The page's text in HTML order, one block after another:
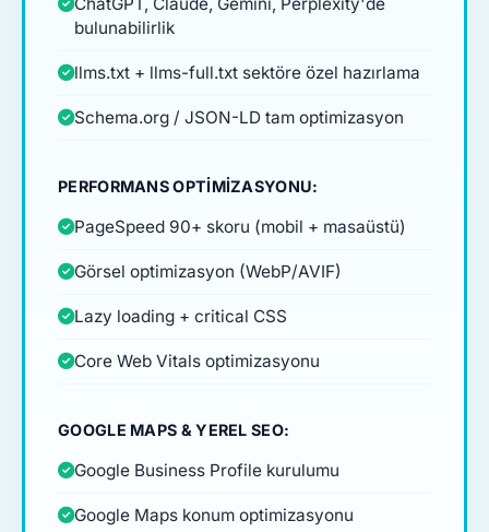
bulunabilirlik
llms.txt + llms-full.txt sektöre özel hazırlama
Schema.org / JSON-LD tam optimizasyon
PERFORMANS OPTIMIZASYONU:
PageSpeed 90+ skoru (mobil + masaüstü)
Görsel optimizasyon (WebP/AVIF)
Lazy loading + critical CSS
Core Web Vitals optimizasyonu
GOOGLE MAPS & YEREL SEO:
Google Business Profile kurulumu
Google Maps konum optimizasyonu